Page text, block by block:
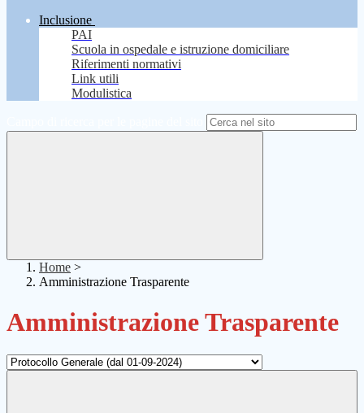
Inclusione
PAI
Scuola in ospedale e istruzione domiciliare
Riferimenti normativi
Link utili
Modulistica
Home >
Amministrazione Trasparente
Amministrazione Trasparente